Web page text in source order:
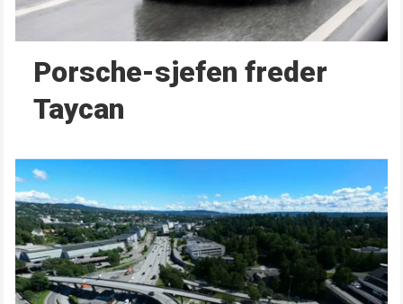
Porsche-sjefen freder
Taycan